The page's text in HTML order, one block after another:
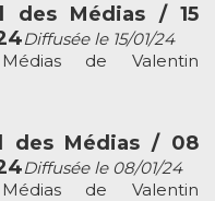
des Médias / 15
Diffusée le 15/01/24
de Valentin
des Médias / 08
Diffusée le 08/01/24
de Valentin